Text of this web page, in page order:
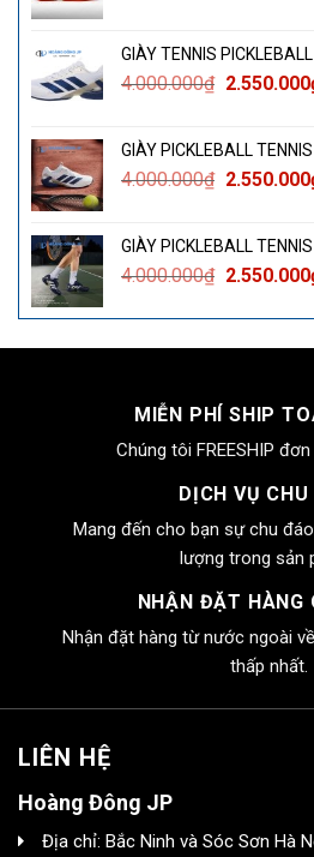
GIÀY TENNIS
4.000.000₫ Giá
2.550.000
GIÀY PICKLEBALL
4.000.000₫ Giá
2.550.000
GIÀY PICKLEBALL
4.000.000₫ Giá
là:
2.550.000
MIỄN PHÍ SHIP
Chúng tôi FREESHIP
DỊCH VỤ
Mang đến cho bạn sự chu
lượng trong sản
NHẬN ĐẶT HÀNG
Nhận đặt hàng từ nước ngoài
thấp nhất.
LIÊN HỆ
Hoàng Đông JP
Địa chỉ: Bắc Ninh và Sóc Sơn Hà